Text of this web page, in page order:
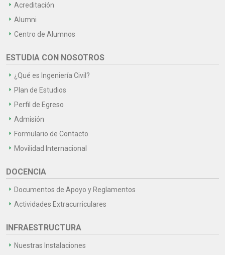
Acreditación
Alumni
Centro de Alumnos
ESTUDIA CON NOSOTROS
¿Qué es Ingeniería Civil?
Plan de Estudios
Perfil de Egreso
Admisión
Formulario de Contacto
Movilidad Internacional
DOCENCIA
Documentos de Apoyo y Reglamentos
Actividades Extracurriculares
INFRAESTRUCTURA
Nuestras Instalaciones